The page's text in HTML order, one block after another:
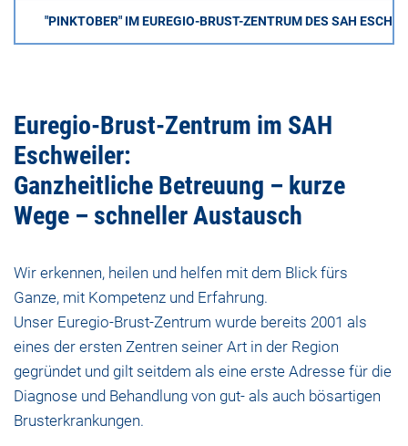
"PINKTOBER" IM EUREGIO-BRUST-ZENTRUM DES SAH
Euregio-Brust-Zentrum im SAH
Eschweiler:
Ganzheitliche Betreuung – kurze
Wege – schneller Austausch
Wir erkennen, heilen und helfen mit dem Blick fürs
Ganze, mit Kompetenz und Erfahrung.
Unser Euregio-Brust-Zentrum wurde bereits 2001 als
eines der ersten Zentren seiner Art in der Region
gegründet und gilt seitdem als eine erste Adresse für die
Diagnose und Behandlung von gut- als auch bösartigen
Brusterkrankungen.